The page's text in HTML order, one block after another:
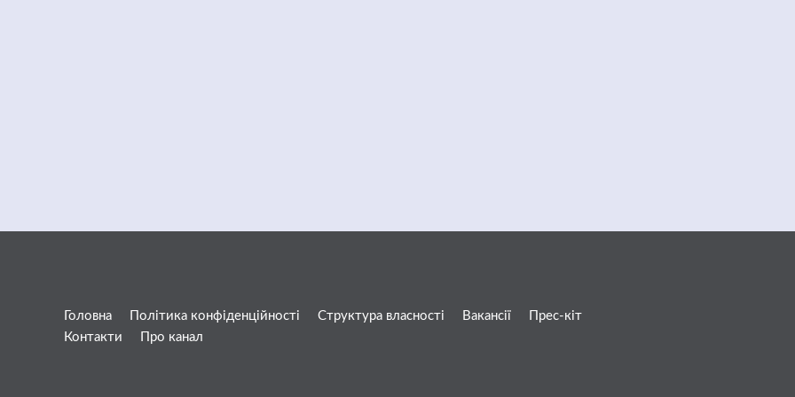
Головна Політика конфіденційності Структура власності Вакансії
Прес-кіт
Контакти
Про канал